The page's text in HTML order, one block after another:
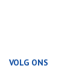
VOLG ONS